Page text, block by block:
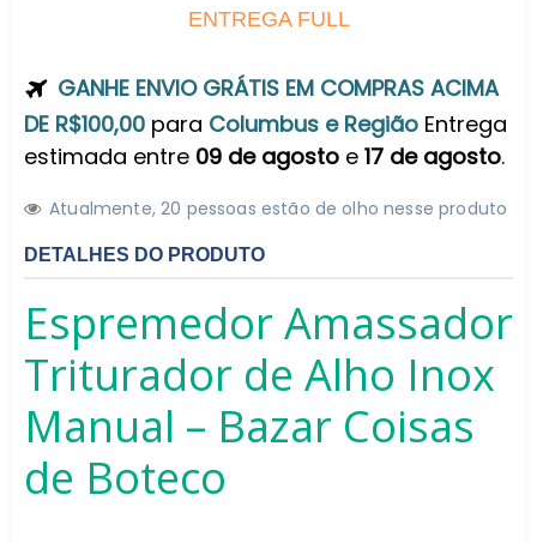
ENTREGA FULL
GANHE ENVIO GRÁTIS EM COMPRAS ACIMA
DE R$100,00 para Columbus e Região Entrega
estimada entre 09 de agosto e 17 de agosto.
Atualmente,20 pessoas estão de olho nesse produto
DETALHES DO PRODUTO
Espremedor Amassador
Triturador de Alho Inox
Manual – Bazar Coisas
de Boteco